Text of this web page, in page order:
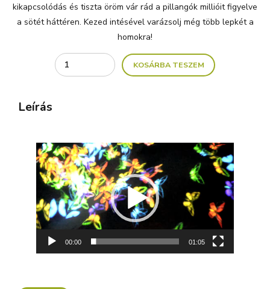
kikapcsolódás és tiszta öröm vár rád a pillangók millióit figyelve
a sötét háttéren. Kezed intésével varázsolj még több lepkét a
homokra!
Quantity
KOSÁRBA TESZEM
Leírás
Videólejátszó
00:00 01:05